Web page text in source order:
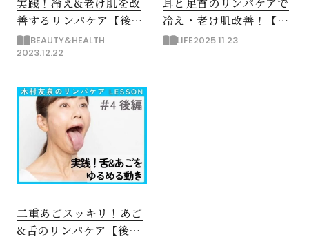
善するリンパケア【後
編】BEAUTY&HEALTH
2023.12.22
冷え・老け肌改善！【前
編】LIFE2025.11.23
二重あごスッキリ！あご
&舌のリンパケア【後